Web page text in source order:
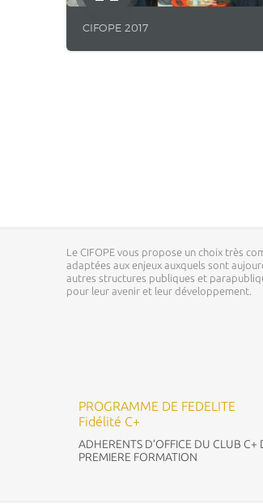
CIFOPE 2017
Le CIFOPE vous propose un choix très
adaptées aux enjeux auxquels sont
autres structures publiques et
pour leur avenir et leur développement.
PROGRAMME DE FEDELITE
Fidélité C+
ADHERENTS D’OFFICE DU CLUB C+
PREMIERE FORMATION